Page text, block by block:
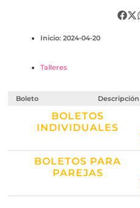
Inicio: 2024-04-20
Talleres
Boleto Descripción
BOLETOS
INDIVIDUALES
BOLETOS PARA
PAREJAS